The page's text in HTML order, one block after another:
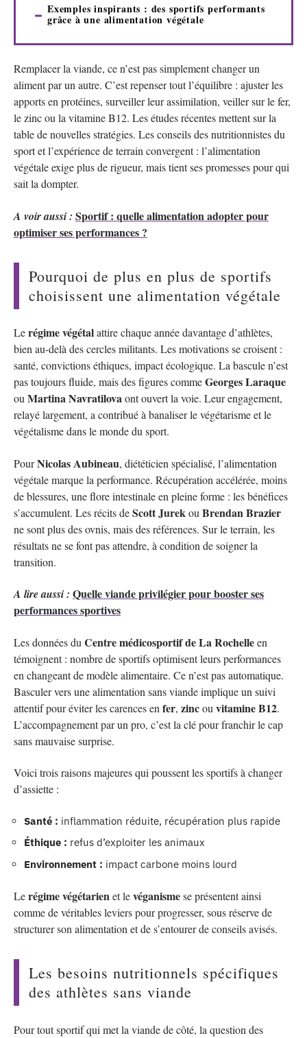
Exemples inspirants : des sportifs performants
grâce à une alimentation végétale
Remplacer la viande, ce n’est pas simplement changer un
aliment par un autre. C’est repenser tout l’équilibre : ajuster les
apports en protéines, surveiller leur assimilation, veiller sur le fer,
le zinc ou la vitamine B12. Les études récentes mettent sur la
table de nouvelles stratégies. Les conseils des nutritionnistes du
sport et l’expérience de terrain convergent : l’alimentation
végétale exige plus de rigueur, mais tient ses promesses pour qui
sait la dompter.
A voir aussi : Sportif : quelle alimentation adopter pour
optimiser ses performances ?
Pourquoi de plus en plus de sportifs
choisissent une alimentation végétale
Lerégime végétalattire chaque année davantage d’athlètes,
bien au-delà des cercles militants. Les motivations se croisent :
santé, convictions éthiques, impact écologique. La bascule n’est
pas toujours fluide, mais des figures commeGeorges Laraque
ou Martina Navratilovaont ouvert la voie. Leur engagement,
relayé largement, a contribué à banaliser le végétarisme et le
végétalisme dans le monde du sport.
PourNicolas Aubineau, diététicien spécialisé, l’alimentation
végétale marque la performance. Récupération accélérée, moins
de blessures, une flore intestinale en pleine forme : les bénéfices
s’accumulent. Les récits deScott Jurek ou Brendan Brazier
ne sont plus des ovnis, mais des références. Sur le terrain, les
résultats ne se font pas attendre, à condition de soigner la
transition.
A lire aussi : Quelle viande privilégier pour booster ses
performances sportives
Les données du Centre médicosportif de La Rochelleen
témoignent : nombre de sportifs optimisent leurs performances
en changeant de modèle alimentaire. Ce n’est pas automatique.
Basculer vers une alimentation sans viande implique un suivi
attentif pour éviter les carences en fer, zincou vitamine B12.
L’accompagnement par un pro, c’est la clé pour franchir le cap
sans mauvaise surprise.
Voici trois raisons majeures qui poussent les sportifs à changer
d’assiette :
Santé : inflammation réduite, récupération plus rapide
Éthique : refus d’exploiter les animaux
Environnement : impact carbone moins lourd
Lerégime végétarienet levéganismese présentent ainsi
comme de véritables leviers pour progresser, sous réserve de
structurer son alimentation et de s’entourer de conseils avisés.
Les besoins nutritionnels spécifiques
des athlètes sans viande
Pour tout sportif qui met la viande de côté, la question des